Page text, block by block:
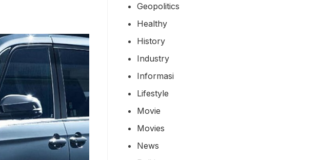
Geopolitics
Healthy
History
Industry
Informasi
Lifestyle
Movie
Movies
News